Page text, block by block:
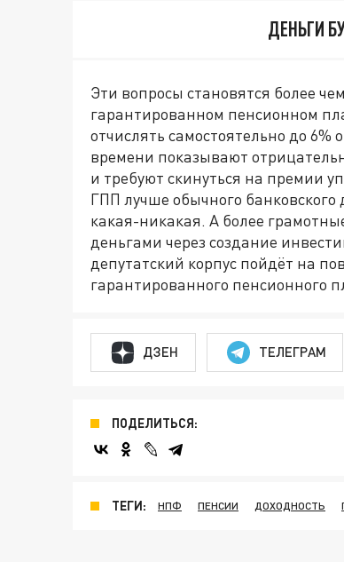
ДЕНЬГИ
Эти вопросы становятся более
гарантированном пенсионном
отчислять самостоятельно до
времени показывают
и требуют скинуться на премии
ГПП лучше обычного
какая-никакая. А более
деньгами через создание
депутатский корпус пойдёт на
гарантированного пенсионного
ДЗЕН ТЕЛЕГРАМ
ПОДЕЛИТЬСЯ:
ТЕГИ: НПФ ПЕНСИИ ДОХОДНОСТЬ